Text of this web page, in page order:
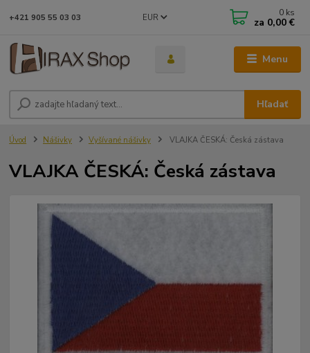
Menu
EUR
Hľadať
+421 905 55 03 03 0 ks
za 0,00 €
Úvod Nášivky Vyšívané nášivky VLAJKA ČESKÁ: Česká zástava
VLAJKA ČESKÁ: Česká zástava